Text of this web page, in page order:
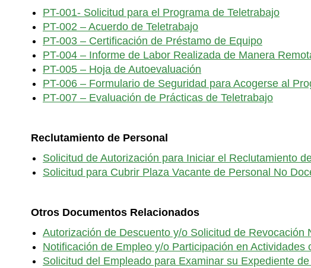
PT-001- Solicitud para el Programa de Teletrabajo
PT-002 – Acuerdo de Teletrabajo
PT-003 – Certificación de Préstamo de Equipo
PT-004 – Informe de Labor Realizada de Manera
PT-005 – Hoja de Autoevaluación
PT-006 – Formulario de Seguridad para Acogerse al
PT-007 – Evaluación de Prácticas de Teletrabajo
Reclutamiento de Personal
Solicitud de Autorización para Iniciar el Reclutamiento
Solicitud para Cubrir Plaza Vacante de Personal No
Otros Documentos Relacionados
Autorización de Descuento y/o Solicitud de Revocación
Notificación de Empleo y/o Participación en
Solicitud del Empleado para Examinar su Expediente de